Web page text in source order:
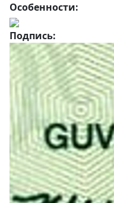
Особенности:
Подпись: